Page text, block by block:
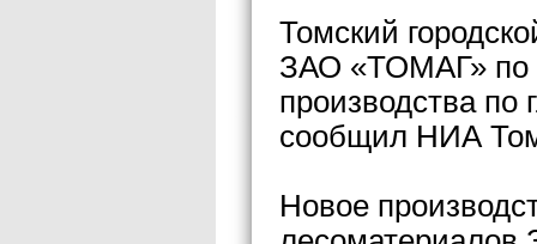
Томский
ЗАО «ТОМАГ» по
производства по
сообщил НИА
Новое